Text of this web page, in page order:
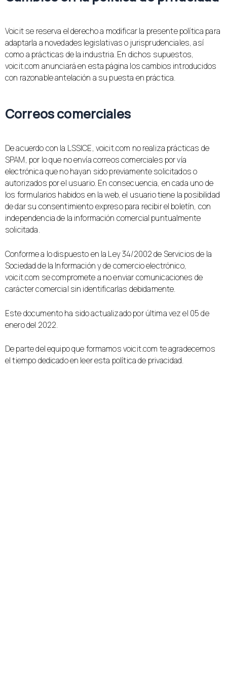
Voicit se reserva el derecho a modificar la presente política para
adaptarla a novedades legislativas o jurisprudenciales, así
como a prácticas de la industria. En dichos supuestos,
voicit.com anunciará en esta página los cambios introducidos
con razonable antelación a su puesta en práctica.
Correos comerciales
De acuerdo con la LSSICE, voicit.com no realiza prácticas de
SPAM, por lo que no envía correos comerciales por vía
electrónica que no hayan sido previamente solicitados o
autorizados por el usuario. En consecuencia, en cada uno de
los formularios habidos en la web, el usuario tiene la posibilidad
de dar su consentimiento expreso para recibir el boletín, con
independencia de la información comercial puntualmente
solicitada.
Conforme a lo dispuesto en la Ley 34/2002 de Servicios de la
Sociedad de la Información y de comercio electrónico,
voicit.com se compromete a no enviar comunicaciones de
carácter comercial sin identificarlas debidamente.
Este documento ha sido actualizado por última vez el 05 de
enero del 2022.
De parte del equipo que formamos voicit.com te agradecemos
el tiempo dedicado en leer esta política de privacidad.